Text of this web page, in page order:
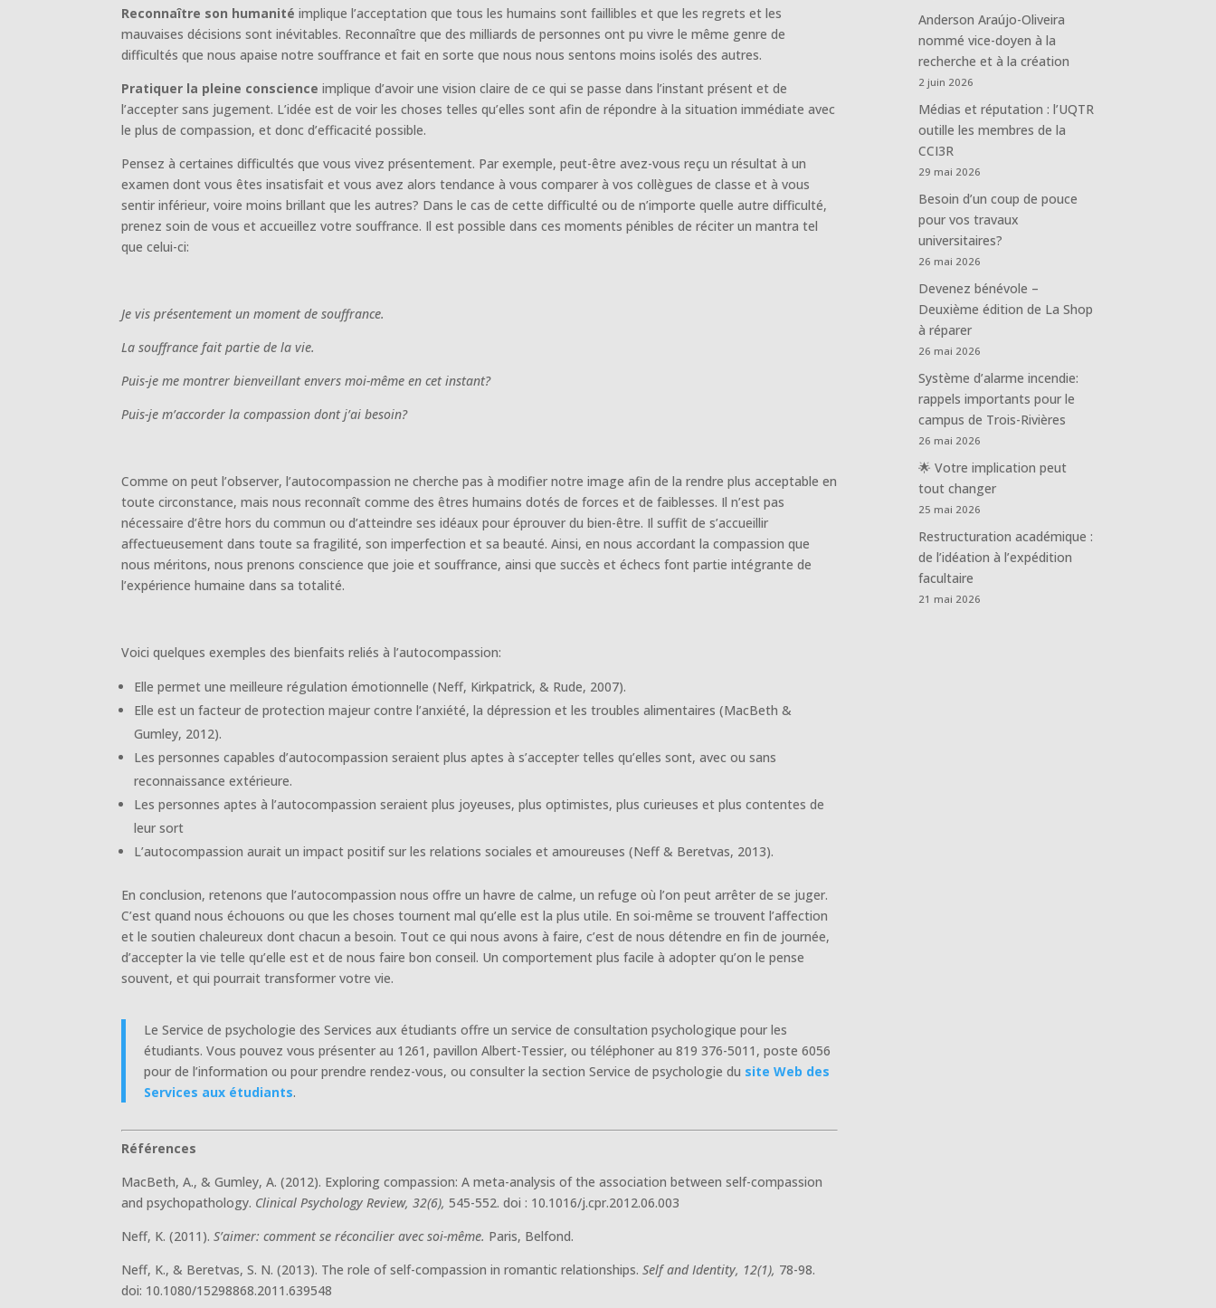
Reconnaître son humanitéimplique l’acceptation que tous les humains sont faillibles et que les regrets et les
mauvaises décisions sont inévitables. Reconnaître que des milliards de personnes ont pu vivre le même genre de
difficultés que nous apaise notre souffrance et fait en sorte que nous nous sentons moins isolés des autres.
Pratiquer la pleine conscienceimplique d’avoir une vision claire de ce qui se passe dans l’instant présent et de
l’accepter sans jugement. L’idée est de voir les choses telles qu’elles sont afin de répondre à la situation immédiate avec
le plus de compassion, et donc d’efficacité possible.
Pensez à certaines difficultés que vous vivez présentement. Par exemple, peut-être avez-vous reçu un résultat à un
examen dont vous êtes insatisfait et vous avez alors tendance à vous comparer à vos collègues de classe et à vous
sentir inférieur, voire moins brillant que les autres? Dans le cas de cette difficulté ou de n’importe quelle autre difficulté,
prenez soin de vous et accueillez votre souffrance. Il est possible dans ces moments pénibles de réciter un mantra tel
que celui-ci:
Je vis présentement un moment de souffrance.
La souffrance fait partie de la vie.
Puis-je me montrer bienveillant envers moi-même en cet instant?
Puis-je m’accorder la compassion dont j’ai besoin?
Comme on peut l’observer, l’autocompassion ne cherche pas à modifier notre image afin de la rendre plus acceptable en
toute circonstance, mais nous reconnaît comme des êtres humains dotés de forces et de faiblesses. Il n’est pas
nécessaire d’être hors du commun ou d’atteindre ses idéaux pour éprouver du bien-être. Il suffit de s’accueillir
affectueusement dans toute sa fragilité, son imperfection et sa beauté. Ainsi, en nous accordant la compassion que
nous méritons, nous prenons conscience que joie et souffrance, ainsi que succès et échecs font partie intégrante de
l’expérience humaine dans sa totalité.
Voici quelques exemples des bienfaits reliés à l’autocompassion:
Elle permet une meilleure régulation émotionnelle (Neff, Kirkpatrick, & Rude, 2007).
Elle est un facteur de protection majeur contre l’anxiété, la dépression et les troubles alimentaires (MacBeth &
Gumley, 2012).
Les personnes capables d’autocompassion seraient plus aptes à s’accepter telles qu’elles sont, avec ou sans
reconnaissance extérieure.
Les personnes aptes à l’autocompassion seraient plus joyeuses, plus optimistes, plus curieuses et plus contentes de
leur sort
L’autocompassion aurait un impact positif sur les relations sociales et amoureuses (Neff & Beretvas, 2013).
En conclusion, retenons que l’autocompassion nous offre un havre de calme, un refuge où l’on peut arrêter de se juger.
C’est quand nous échouons ou que les choses tournent mal qu’elle est la plus utile. En soi-même se trouvent l’affection
et le soutien chaleureux dont chacun a besoin. Tout ce qui nous avons à faire, c’est de nous détendre en fin de journée,
d’accepter la vie telle qu’elle est et de nous faire bon conseil. Un comportement plus facile à adopter qu’on le pense
souvent, et qui pourrait transformer votre vie.
Le Service de psychologie des Services aux étudiants offre un service de consultation psychologique pour les
étudiants. Vous pouvez vous présenter au 1261, pavillon Albert-Tessier, ou téléphoner au 819 376-5011, poste 6056
pour de l’information ou pour prendre rendez-vous, ou consulter la section Service de psychologie du site Web des
Services aux étudiants.
Références
MacBeth, A., & Gumley, A. (2012). Exploring compassion: A meta-analysis of the association between self-compassion
and psychopathology. Clinical Psychology Review, 32(6), 545-552. doi : 10.1016/j.cpr.2012.06.003
Neff, K. (2011).S’aimer: comment se réconcilier avec soi-même. Paris, Belfond.
Neff, K., & Beretvas, S. N. (2013). The role of self-compassion in romantic relationships.Self and Identity, 12(1), 78-98.
doi: 10.1080/15298868.2011.639548
Anderson Araújo-Oliveira
nommé vice-doyen à la
recherche et à la création
2 juin 2026
Médias et réputation : l’UQTR
outille les membres de la
CCI3R
29 mai 2026
Besoin d’un coup de pouce
pour vos travaux
universitaires?
26 mai 2026
Devenez bénévole –
Deuxième édition de La Shop
à réparer
26 mai 2026
Système d’alarme incendie:
rappels importants pour le
campus de Trois-Rivières
26 mai 2026
🌟 Votre implication peut
tout changer
25 mai 2026
Restructuration académique :
de l’idéation à l’expédition
facultaire
21 mai 2026